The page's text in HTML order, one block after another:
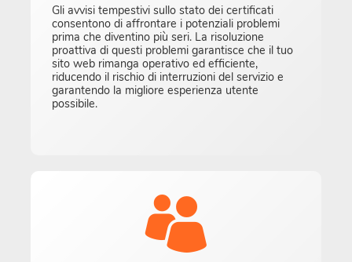
Gli avvisi tempestivi sullo stato dei certificati
consentono di affrontare i potenziali problemi
prima che diventino più seri. La risoluzione
proattiva di questi problemi garantisce che il tuo
sito web rimanga operativo ed efficiente,
riducendo il rischio di interruzioni del servizio e
garantendo la migliore esperienza utente
possibile.